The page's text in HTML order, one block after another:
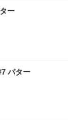
ー
パター